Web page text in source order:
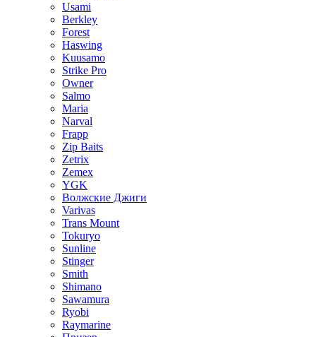
Usami
Berkley
Forest
Haswing
Kuusamo
Strike Pro
Owner
Salmo
Maria
Narval
Frapp
Zip Baits
Zetrix
Zemex
YGK
Волжские Джиги
Varivas
Trans Mount
Tokuryo
Sunline
Stinger
Smith
Shimano
Sawamura
Ryobi
Raymarine